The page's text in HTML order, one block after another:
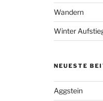
Wandern
Winter
NEUESTE
Aggstein